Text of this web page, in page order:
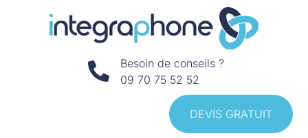
Besoin de conseils ?
09 70 75 52 52
DEVIS GRATUIT